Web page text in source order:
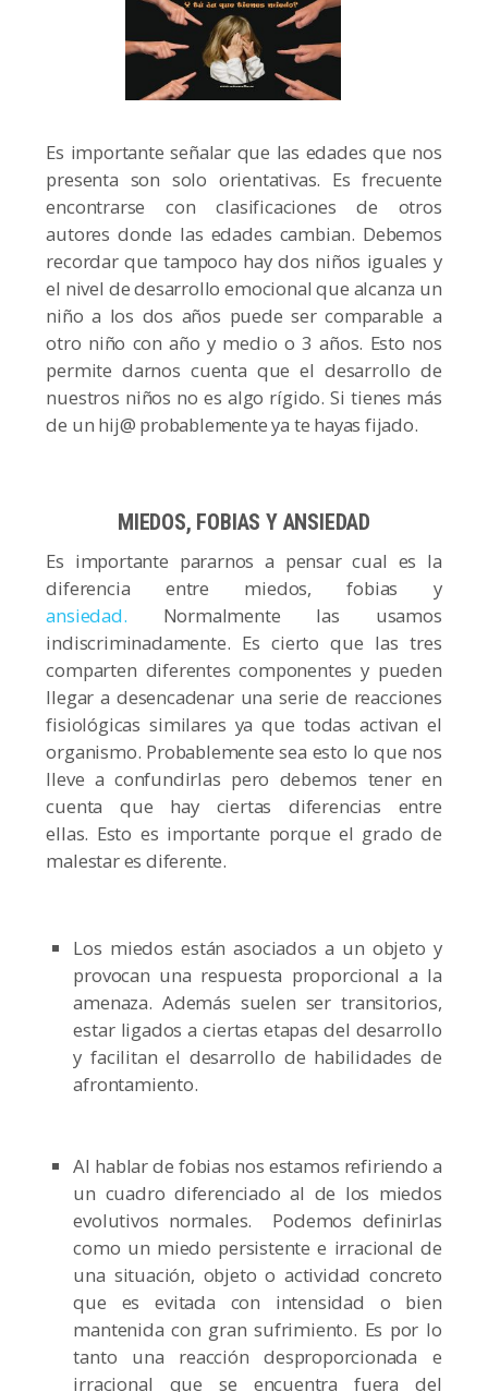
Es importante señalar que las edades que nos
presenta son solo orientativas. Es frecuente
encontrarse con clasificaciones de otros
autores donde las edades cambian. Debemos
recordar que tampoco hay dos niños iguales y
el nivel de desarrollo emocional que alcanza un
niño a los dos años puede ser comparable a
otro niño con año y medio o 3 años. Esto nos
permite darnos cuenta que el desarrollo de
nuestros niños no es algo rígido. Si tienes más
de un hij@ probablemente ya te hayas fijado.
MIEDOS, FOBIAS Y ANSIEDAD
Es importante pararnos a pensar cual es la
diferencia entre miedos, fobias y
ansiedad. Normalmente las usamos
indiscriminadamente. Es cierto que las tres
comparten diferentes componentes y pueden
llegar a desencadenar una serie de reacciones
fisiológicas similares ya que todas activan el
organismo. Probablemente sea esto lo que nos
lleve a confundirlas pero debemos tener en
cuenta que hay ciertas diferencias entre
ellas. Esto es importante porque el grado de
malestar es diferente.
Los miedos están asociados a un objeto y
provocan una respuesta proporcional a la
amenaza. Además suelen ser transitorios,
estar ligados a ciertas etapas del desarrollo
y facilitan el desarrollo de habilidades de
afrontamiento.
Al hablar de fobias nos estamos refiriendo a
un cuadro diferenciado al de los miedos
evolutivos normales. Podemos definirlas
como un miedo persistente e irracional de
una situación, objeto o actividad concreto
que es evitada con intensidad o bien
mantenida con gran sufrimiento. Es por lo
tanto una reacción desproporcionada e
irracional que se encuentra fuera del